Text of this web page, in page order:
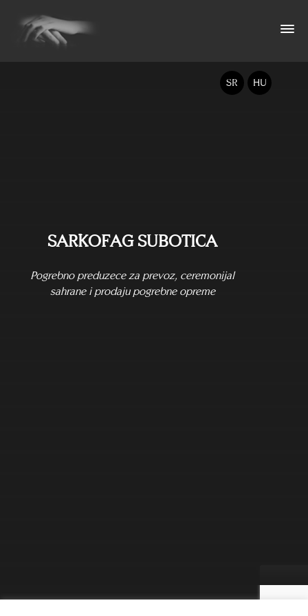
SR HU
SARKOFAG SUBOTICA
Pogrebno preduzece za prevoz, ceremonijal
sahrane i prodaju pogrebne opreme